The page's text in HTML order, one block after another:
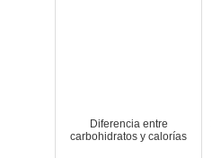
Diferencia entre
carbohidratos y calorías